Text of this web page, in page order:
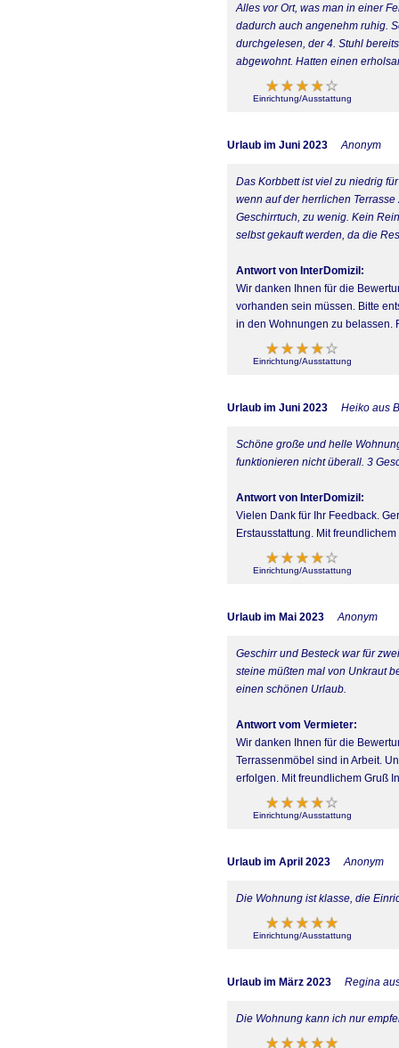
Alles vor Ort, was man in einer
dadurch auch angenehm ruhig.
durchgelesen, der 4. Stuhl
abgewohnt. Hatten einen
Einrichtung/Ausstattung
Urlaub im Juni 2023 Anonym
Das Korbbett ist viel zu niedrig
wenn auf der herrlichen
Geschirrtuch, zu wenig. Kein
selbst gekauft werden, da die
Antwort von InterDomizil:
Wir danken Ihnen für die
vorhanden sein müssen. Bitte
in den Wohnungen zu belassen.
Einrichtung/Ausstattung
Urlaub im Juni 2023 Heiko aus
Schöne große und helle
funktionieren nicht überall. 3
Antwort von InterDomizil:
Vielen Dank für Ihr Feedback.
Erstausstattung. Mit
Einrichtung/Ausstattung
Urlaub im Mai 2023 Anonym
Geschirr und Besteck war für
steine müßten mal von Unkraut
einen schönen Urlaub.
Antwort vom Vermieter:
Wir danken Ihnen für die
Terrassenmöbel sind in Arbeit.
erfolgen. Mit freundlichem Gruß
Einrichtung/Ausstattung
Urlaub im April 2023 Anonym
Die Wohnung ist klasse, die
Einrichtung/Ausstattung
Urlaub im März 2023 Regina
Die Wohnung kann ich nur